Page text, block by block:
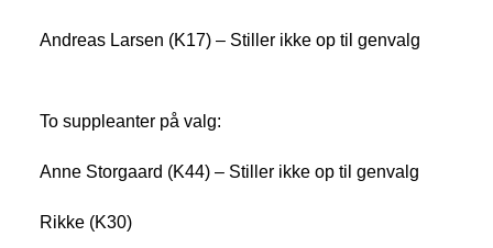
Andreas Larsen (K17) – Stiller ikke op til genvalg
To suppleanter på valg:
Anne Storgaard (K44) – Stiller ikke op til genvalg
Rikke (K30)